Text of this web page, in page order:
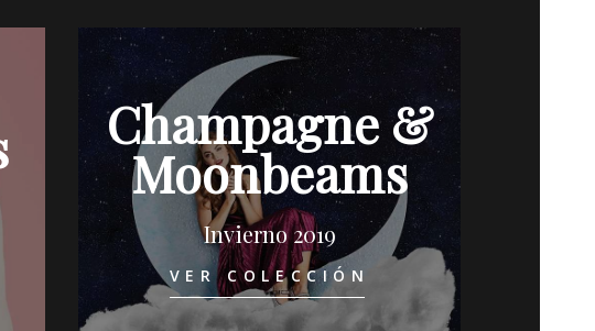
Champagne &
Moonbeams
Invierno 2019
VER COLECCIÓN